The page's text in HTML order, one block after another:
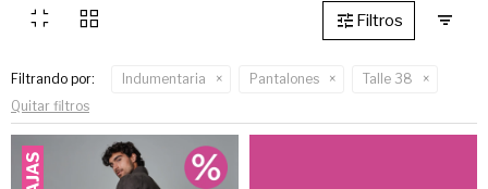
fullscreen_exit grid_view
Filtrando por: Indumentaria Pantalones
Talle 38
Quitar filtros